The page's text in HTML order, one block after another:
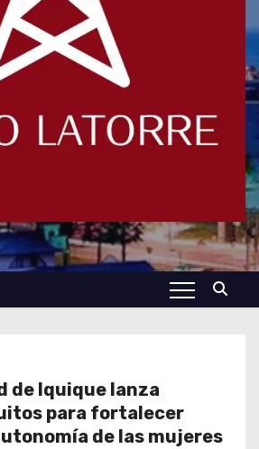
de Iquique lanza
para fortalecer
de las mujeres